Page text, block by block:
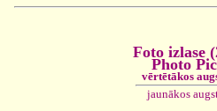
Foto izlase
Photo
vērtētākos
jaunākos